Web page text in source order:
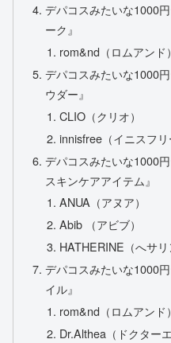
デパコスみたいな1000
ーク』
rom&nd（ロムアンド）
デパコスみたいな1000
ウダー』
CLIO（クリオ）
innisfree（イニスフリ
デパコスみたいな1000
スキンケアアイテム』
ANUA（アヌア）
Abib （アビブ）
HATHERINE（へサリ
デパコスみたいな1000
イル』
rom&nd（ロムアンド）
Dr.Althea（ドクター